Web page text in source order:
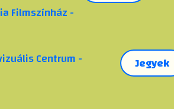
Filmszínház -
Centrum -
Jegyek